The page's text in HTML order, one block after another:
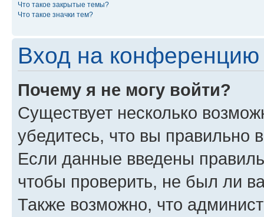
Что такое закрытые темы?
Что такое значки тем?
Вход на конференцию
Почему я не могу войти?
Существует несколько
убедитесь, что вы правильно
Если данные введены
чтобы проверить, не был ли
Также возможно, что